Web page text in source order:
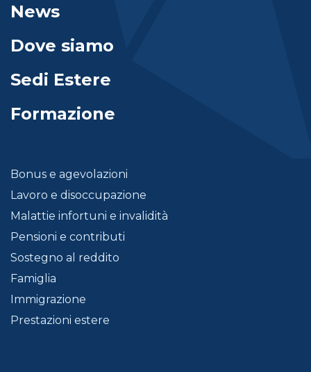
News
Dove siamo
Sedi Estere
Formazione
Bonus e agevolazioni
Lavoro e disoccupazione
Malattie infortuni e invalidità
Pensioni e contributi
Sostegno al reddito
Famiglia
Immigrazione
Prestazioni estere